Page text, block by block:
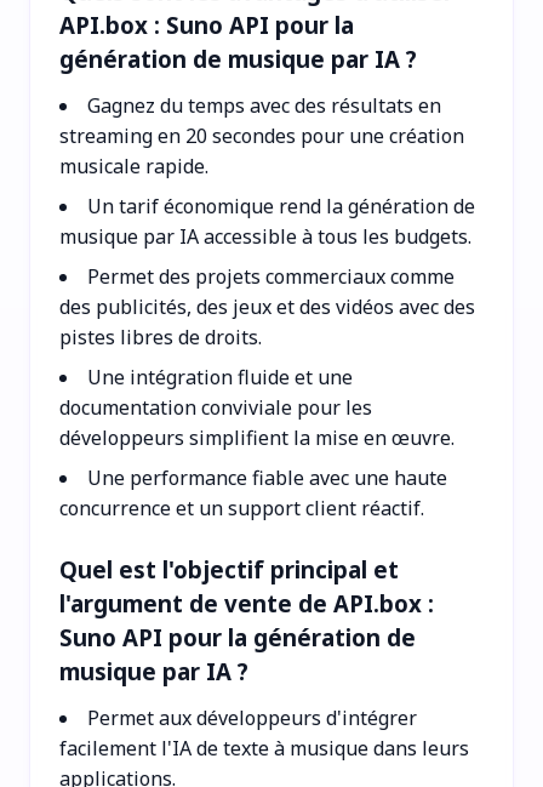
API.box : Suno API pour la
génération de musique par IA ?
Gagnez du temps avec des résultats en
streaming en 20 secondes pour une création
musicale rapide.
Un tarif économique rend la génération de
musique par IA accessible à tous les budgets.
Permet des projets commerciaux comme
des publicités, des jeux et des vidéos avec des
pistes libres de droits.
Une intégration fluide et une
documentation conviviale pour les
développeurs simplifient la mise en œuvre.
Une performance fiable avec une haute
concurrence et un support client réactif.
Quel est l'objectif principal et
l'argument de vente de API.box :
Suno API pour la génération de
musique par IA ?
Permet aux développeurs d'intégrer
facilement l'IA de texte à musique dans leurs
applications.